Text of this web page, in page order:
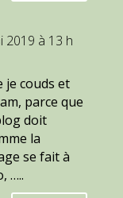
2019 à 13 h
je couds et
parce que
doit
la
se fait à
…..